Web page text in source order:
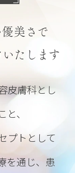
初回価
こちらを
美さで
たします
皮膚科とし
、
プトとして
を通じ、患